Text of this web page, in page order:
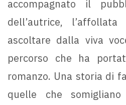
accompagnato il
dell’autrice,
ascoltare dalla viva
percorso che ha
romanzo. Una storia di
quelle che